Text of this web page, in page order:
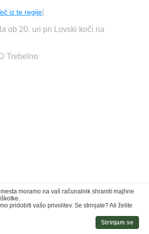
iz te regije]
ob 20. uri pri Lovski koči na
Trebelno
moramo na vaš računalnik shraniti majhne
pridobiti vašo privolitev. Se strinjate? Ali želite
Strinjam se